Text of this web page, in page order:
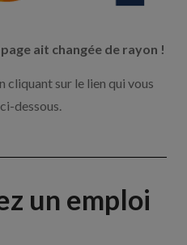
ait changée de rayon !
cliquant sur le lien qui vous
dessous.
un emploi